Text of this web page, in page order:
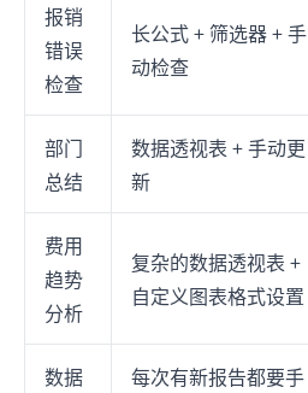
报销
错误
检查
长公式 + 筛选器 + 手
动检查
部门
总结
数据透视表 + 手动更
新
费用
趋势
分析
复杂的数据透视表 +
自定义图表格式设置
数据
每次有新报告都要手